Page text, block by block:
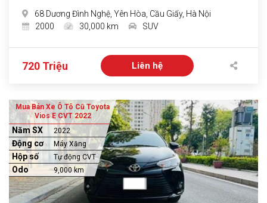
68 Dương Đình Nghệ, Yên Hòa, Cầu Giấy, Hà Nội
2000
30,000 km SUV
720 Triệu Liên hệ
Mua Bán Xe Ô Tô Cũ Toyota
Vios E CVT 2022
Năm SX 2022
Động cơ Máy Xăng
Hộp số Tự động CVT
Odo 9,000 km